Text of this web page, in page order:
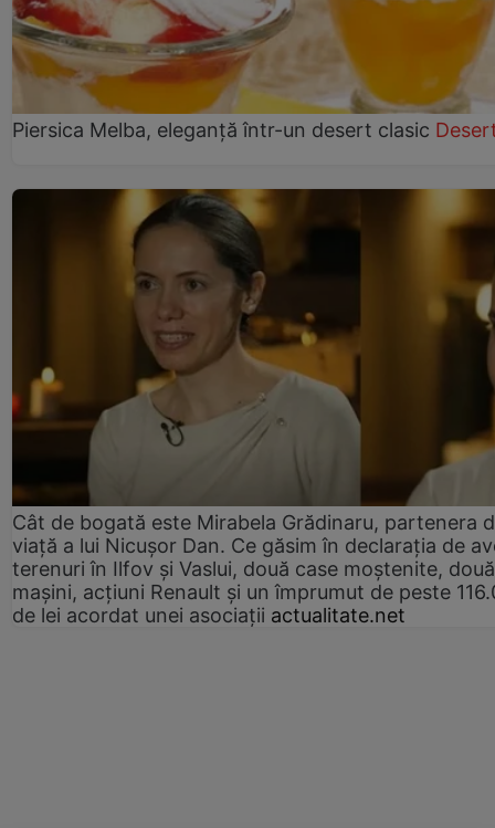
Piersica Melba, eleganță într-un desert clasic
Cât de bogată este Mirabela Grădinaru, partenera
viață a lui Nicușor Dan. Ce găsim în declarația de
terenuri în Ilfov și Vaslui, două case moștenite, două
mașini, acțiuni Renault și un împrumut de peste
de lei acordat unei asociații actualitate.net